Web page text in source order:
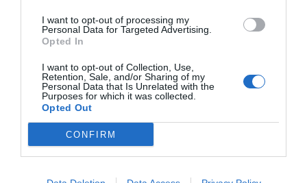
I want to opt-out of processing my
Personal Data for Targeted Advertising.
Opted In
I want to opt-out of Collection, Use,
Retention, Sale, and/or Sharing of my
Personal Data that Is Unrelated with the
Purposes for which it was collected.
Opted Out
CONFIRM